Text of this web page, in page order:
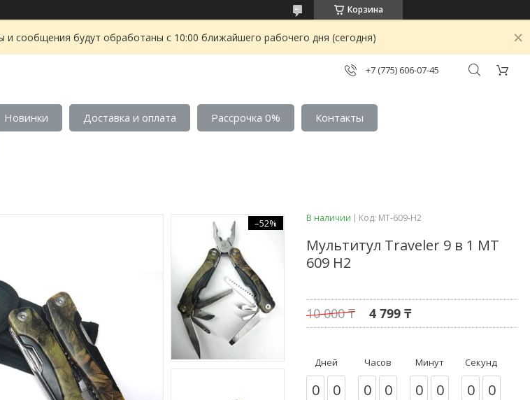
Корзина
и сообщения будут обработаны с 10:00 ближайшего рабочего дня (сегодня)
+7 (775) 606-07-45
Новинки Доставка и оплата Рассрочка 0%
Контакты
–52% В наличии Код: МТ-609-H2
Мультитул Traveler 9 в 1 МТ
609 H2
10 000 ₸ 4 799 ₸
Дней
0 0
Часов
0 0
Минут
0 0
Секунд
0 0